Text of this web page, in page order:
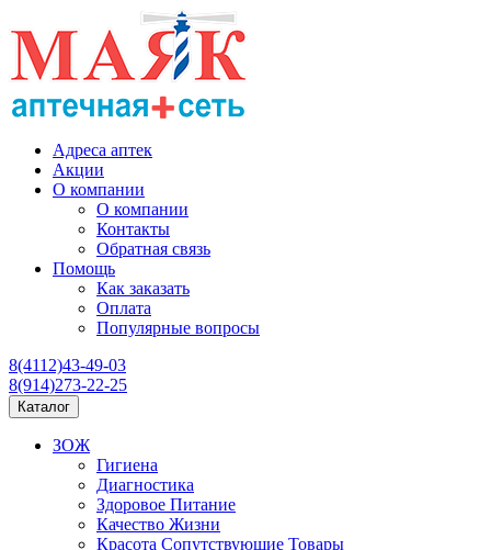
Адреса аптек
Акции
О компании
О компании
Контакты
Обратная связь
Помощь
Как заказать
Оплата
Популярные вопросы
8(4112)43-49-03
8(914)273-22-25
Каталог
ЗОЖ
Гигиена
Диагностика
Здоровое Питание
Качество Жизни
Красота Сопутствующие Товары